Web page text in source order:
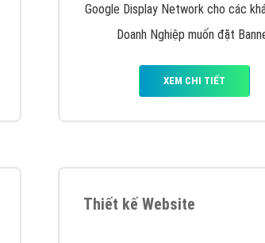
Google Display Network cho các
Doanh Nghiệp muốn đặt
XEM CHI TIẾT
Thiết kế Website